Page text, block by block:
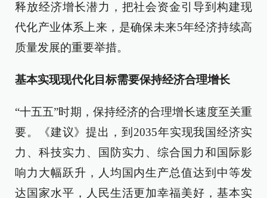
释放经济增长潜力，把社会资金引导到构建现
代化产业体系上来，是确保未来5年经济持续高
质量发展的重要举措。
基本实现现代化目标需要保持经济合理增长
“十五五”时期，保持经济的合理增长速度至关重
要。《建议》提出，到2035年实现我国经济实
力、科技实力、国防实力、综合国力和国际影
响力大幅跃升，人均国内生产总值达到中等发
达国家水平，人民生活更加幸福美好，基本实